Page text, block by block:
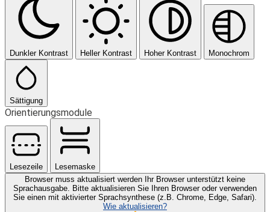
Dunkler Kontrast Heller Kontrast Hoher Kontrast Monochrom
Sättigung
Orientierungsmodule
Lesezeile
Lesemaske
Browser muss aktualisiert werden Ihr Browser unterstützt keine
Sprachausgabe. Bitte aktualisieren Sie Ihren Browser oder verwenden
Sie einen mit aktivierter Sprachsynthese (z.B. Chrome, Edge, Safari).
Wie aktualisieren?